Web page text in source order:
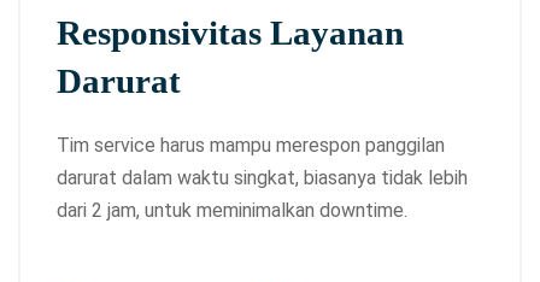
Responsivitas Layanan
Darurat
Tim service harus mampu merespon panggilan
darurat dalam waktu singkat, biasanya tidak lebih
dari 2 jam, untuk meminimalkan downtime.